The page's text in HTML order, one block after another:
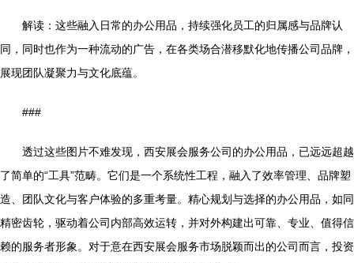
解读：这些融入日常的办公用品，持续强化员工的归属感与品牌认
同，同时也作为一种流动的广告，在各类场合潜移默化地传播公司品牌，
展现团队凝聚力与文化底蕴。
###
透过这些图片不难发现，西安展会服务公司的办公用品，已远远超越
了简单的“工具”范畴。它们是一个系统性工程，融入了效率管理、品牌塑
造、团队文化与客户体验的多重考量。精心规划与选择的办公用品，如同
精密齿轮，驱动着公司内部高效运转，并对外构建出可靠、专业、值得信
赖的服务者形象。对于意在西安展会服务市场脱颖而出的公司而言，投资